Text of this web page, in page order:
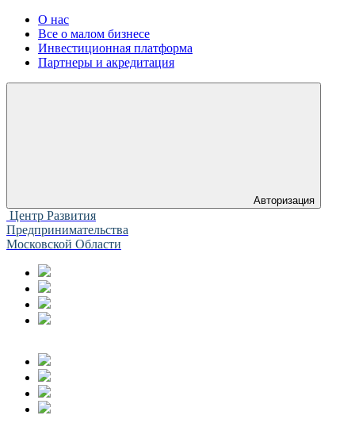
О нас
Все о малом бизнесе
Инвестиционная платформа
Партнеры и акредитация
Авторизация
Центр Развития
Предпринимательства
Московской Области